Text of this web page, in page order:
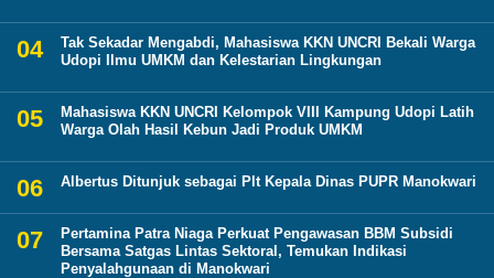
Tak Sekadar Mengabdi, Mahasiswa KKN UNCRI Bekali Warga
Udopi Ilmu UMKM dan Kelestarian Lingkungan
Mahasiswa KKN UNCRI Kelompok VIII Kampung Udopi Latih
Warga Olah Hasil Kebun Jadi Produk UMKM
Albertus Ditunjuk sebagai Plt Kepala Dinas PUPR Manokwari
Pertamina Patra Niaga Perkuat Pengawasan BBM Subsidi
Bersama Satgas Lintas Sektoral, Temukan Indikasi
Penyalahgunaan di Manokwari